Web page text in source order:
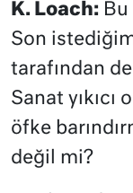
K. Loach:
Son
tarafından
Sanat
öfke
değil mi?